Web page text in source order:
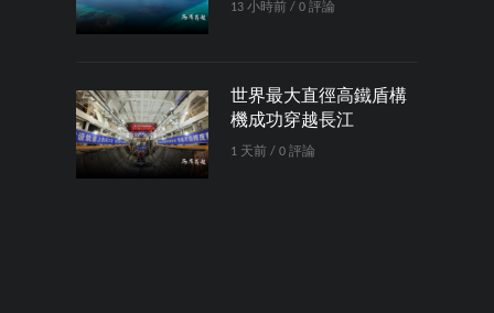
13 小時前 / 0 評論
世界最大直徑高鐵盾構
機成功穿越長江
1 天前 / 0 評論